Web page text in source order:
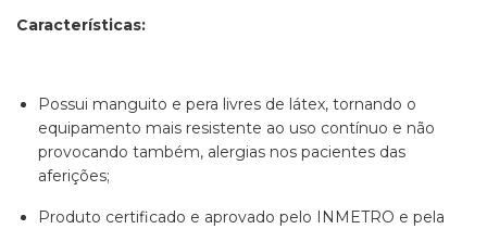
Características:
Possui manguito e pera livres de látex, tornando o
equipamento mais resistente ao uso contínuo e não
provocando também, alergias nos pacientes das
aferições;
Produto certificado e aprovado pelo INMETRO e pela